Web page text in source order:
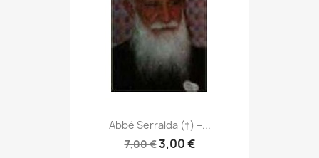
Abbé Serralda (†) –...
7,00 €3,00 €